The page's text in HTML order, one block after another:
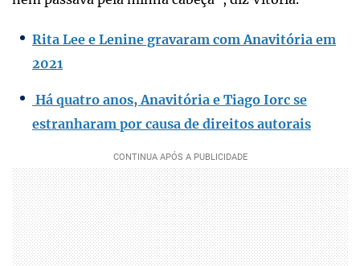
Rita Lee e Lenine gravaram com Anavitória em
2021
Há quatro anos, Anavitória e Tiago Iorc se
estranharam por causa de direitos autorais